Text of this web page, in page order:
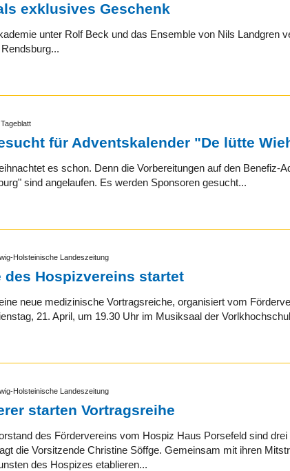
exklusives Geschenk
unter Rolf Beck und das Ensemble von Nils Landgren
für Adventskalender "De lütte
es schon. Denn die Vorbereitungen auf den Benefiz-
sind angelaufen. Es werden Sponsoren gesucht...
Holsteinische Landeszeitung
des Hospizvereins startet
neue medizinische Vortragsreiche, organisiert vom
21. April, um 19.30 Uhr im Musiksaal der
Holsteinische Landeszeitung
starten Vortragsreihe
des Fördervereins vom Hospiz Haus Porsefeld sind
die Vorsitzende Christine Söffge. Gemeinsam mit ihren
des Hospizes etablieren...